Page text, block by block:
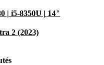
| i5-8350U | 14"
2 (2023)